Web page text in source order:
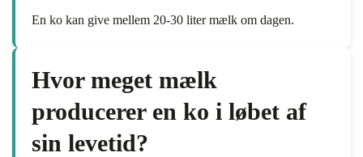
En ko kan give mellem 20-30 liter mælk om dagen.
Hvor meget mælk
producerer en ko i løbet af
sin levetid?